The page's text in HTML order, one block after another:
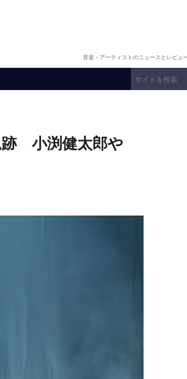
音楽・アーティストのニュースとレビュ
跡 小渕健太郎や